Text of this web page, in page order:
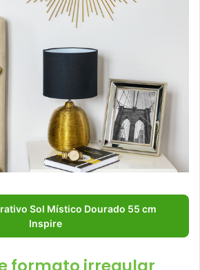
Sol Místico Dourado 55 cm
Inspire